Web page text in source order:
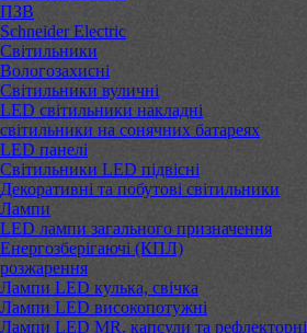
ПЗВ
Schneider Electric
Світильники
Вологозахисні
Світильники вуличні
LED світильники накладні
світильники на сонячних батареях
LED панелі
Світильники LED підвісні
Декоративні та побутові світильники
Лампи
LED лампи загального призначення
Енергозберігаючі (КПЛ)
розжарення
Лампи LED кулька, свічка
Лампи LED високопотужні
Лампи LED MR, капсули та рефлекторні